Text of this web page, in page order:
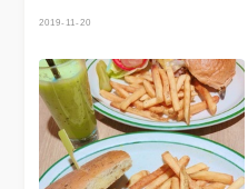
2019-11-20